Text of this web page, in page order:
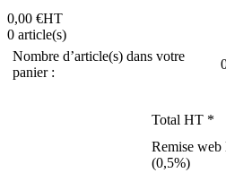
0,00 €HT
0 article(s)
Nombre d’article(s) dans votre
panier :
Total HT *
Remise web
(0,5%)